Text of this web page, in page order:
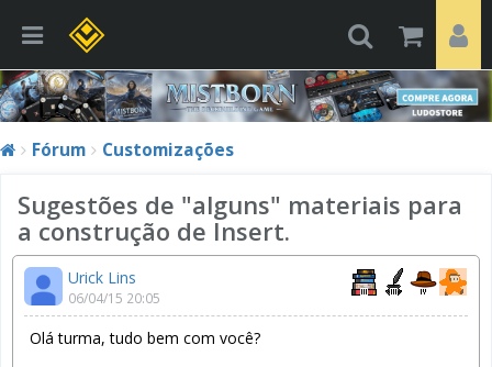
Fórum Customizações
Sugestões de "alguns" materiais para
a construção de Insert.
Urick Lins
06/04/15 20:05
Olá turma, tudo bem com você?